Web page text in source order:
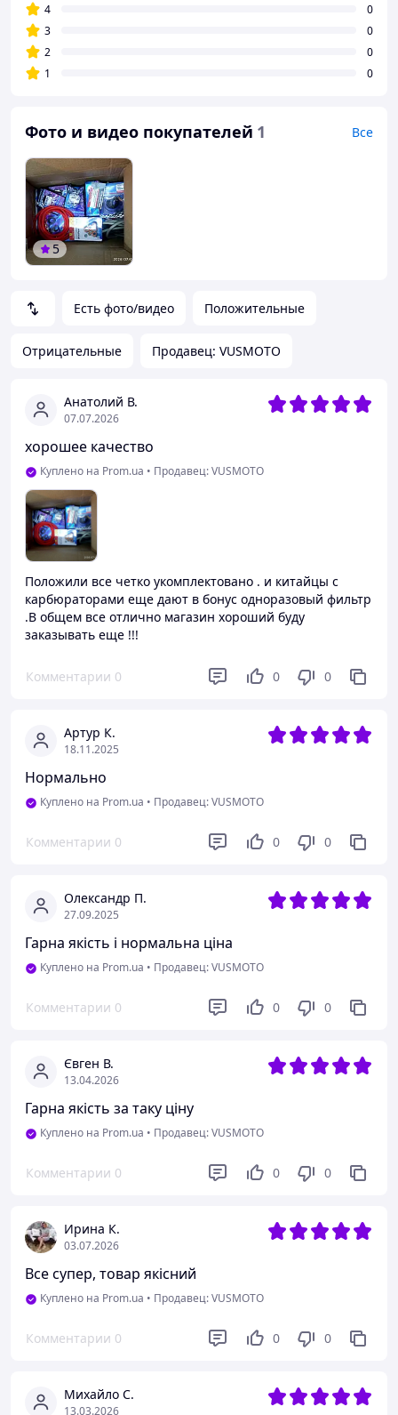
Есть фото/видео Положительные
Отрицательные Продавец: VUSMOTO
Анатолий В.
07.07.2026
хорошее качество
Куплено на Prom.ua • Продавец: VUSMOTO
Положили все четко укомплектовано . и китайцы с
карбюраторами еще дают в бонус одноразовый фильтр
.В общем все отлично магазин хороший буду
заказывать еще !!!
Комментарии 0 0 0
Артур К.
18.11.2025
Нормально
Куплено на Prom.ua • Продавец: VUSMOTO
Комментарии 0 0 0
Олександр П.
27.09.2025
Гарна якість і нормальна ціна
Куплено на Prom.ua • Продавец: VUSMOTO
Комментарии 0 0 0
Євген В.
13.04.2026
Гарна якість за таку ціну
Куплено на Prom.ua • Продавец: VUSMOTO
Комментарии 0 0 0
Ирина К.
03.07.2026
Все супер, товар якісний
Куплено на Prom.ua • Продавец: VUSMOTO
Комментарии 0 0 0
Михайло С.
13.03.2026
4
0
3
0
2
0
1
0
Фото и видео покупателей 1 Все
5